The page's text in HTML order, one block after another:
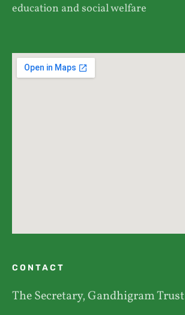
education and social welfare
CONTACT
The Secretary, Gandhigram Trust